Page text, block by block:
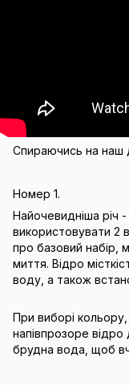
Спираючись на наш
Номер 1.
Найочевидніша річ
використовувати 2
про базовий набір,
миття. Відро
воду, а також
При виборі
напівпрозоре відро
брудна вода, щоб